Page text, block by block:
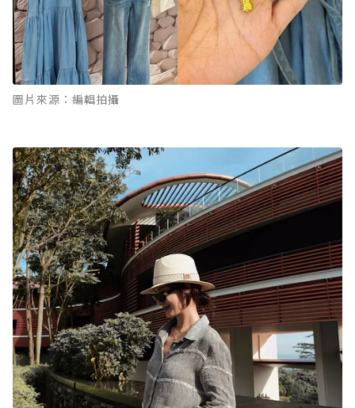
圖片來源：編輯拍攝